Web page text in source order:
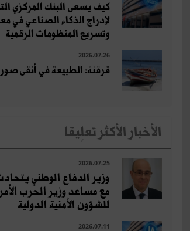
كيف يسعى البنك المركزي
لإدراج الذكاء الصناعي في
وتسريع المنظومات الرقمية
2026.07.26
قرقنة: الطبيعة في أنقى
الأخبار الأكثر تعلِيقا
2026.07.25
وزير الدفاع الوطني
مع مساعد وزير الحرب
للشؤون الأمنية الدولية
2026.07.11